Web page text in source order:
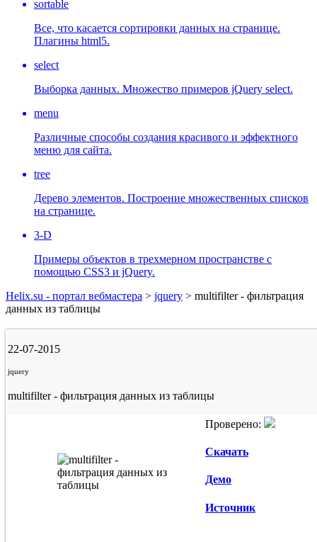
sortable
Все, что касается сортировки данных на странице.
Плагины html5.
select
Выборка данных. Множество примеров jQuery select.
menu
Различные способы создания красивого и эффектного
меню для сайта.
tree
Дерево элементов. Построение множественных списков
на странице.
3-D
Примеры объектов в трехмерном пространстве с
помощью CSS3 и jQuery.
Helix.su - портал вебмастера > jquery > multifilter - фильтрация
данных из таблицы
22-07-2015
jquery
multifilter - фильтрация данных из таблицы
Проверено:
Скачать
Демо
Источник